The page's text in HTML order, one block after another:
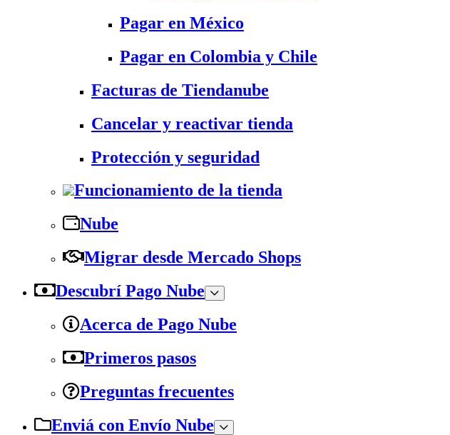
Pagar en México
Pagar en Colombia y Chile
Facturas de Tiendanube
Cancelar y reactivar tienda
Protección y seguridad
Funcionamiento de la tienda
Nube
Migrar desde Mercado Shops
Descubrí Pago Nube
Acerca de Pago Nube
Primeros pasos
Preguntas frecuentes
Enviá con Envío Nube